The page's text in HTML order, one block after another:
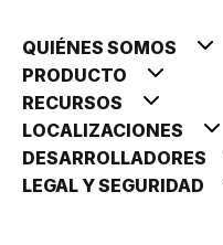
QUIÉNES SOMOS
PRODUCTO
RECURSOS
LOCALIZACIONES
DESARROLLADORES
LEGAL Y SEGURIDAD